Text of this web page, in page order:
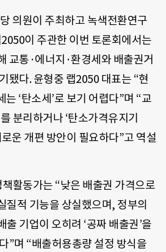
의원이 주최하고 녹색전환연구
이 주관한 이번 토론회에서는
교통·에너지·환경세와 배출권거
됐다. 윤형중 랩2050 대표는 “현
‘탄소세’로 보기 어렵다”며 “교
분리하거나 ‘탄소가격유지기
운 개편 방안이 필요하다”고 역설
활동가는 “낮은 배출권 가격으로
질적 기능을 상실했으며, 정부의
기업이 오히려 ‘공짜 배출권’을
”며 “배출허용총량 설정 방식을